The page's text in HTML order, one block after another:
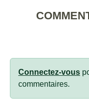
Connectez-vous
commentaires.